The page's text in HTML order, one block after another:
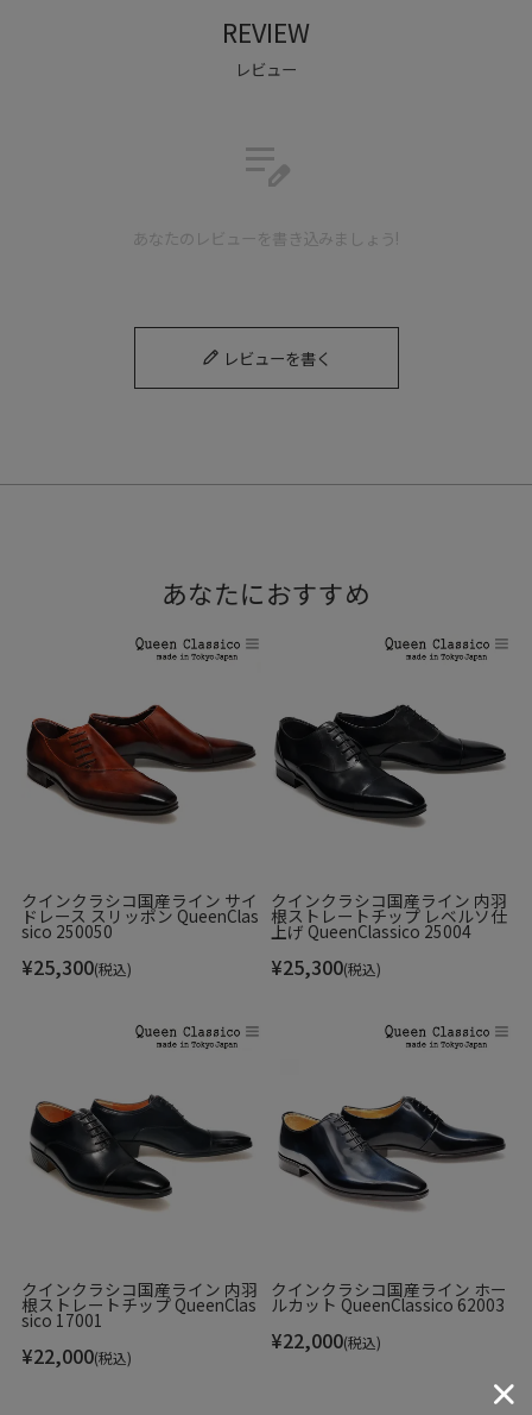
た、斬新でオリジナリティ溢れる意匠を凝らしている。
る。まるで吸い込まれるような不思議な魅力のある色味。
Color Variation
ボルドー
REVIEW
レビュー
edit_note
あなたのレビューを書き込みましょう!
レビューを書く
あなたにおすすめ
クインクラシコ国産ライン サイ
ドレース スリッポン QueenClas
sico 250050
¥25,300(税込)
クインクラシコ国産ライン 内羽
根ストレートチップ レベルソ仕
上げ QueenClassico 25004
¥25,300(税込)
クインクラシコ国産ライン 内羽
根ストレートチップ QueenClas
sico 17001
¥22,000(税込)
クインクラシコ国産ライン ホー
ルカット QueenClassico 62003
¥22,000(税込)